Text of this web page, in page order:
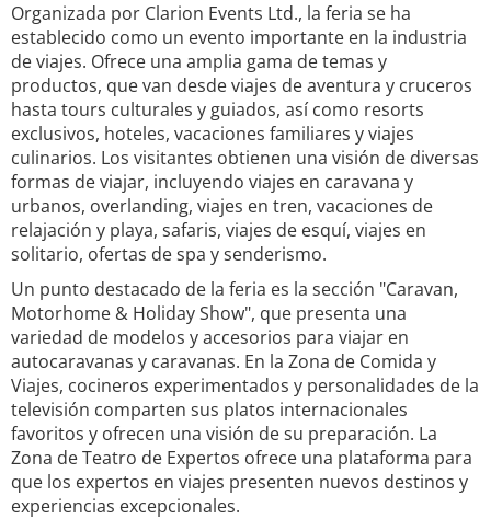
Organizada por Clarion Events Ltd., la feria se ha
establecido como un evento importante en la industria
de viajes. Ofrece una amplia gama de temas y
productos, que van desde viajes de aventura y cruceros
hasta tours culturales y guiados, así como resorts
exclusivos, hoteles, vacaciones familiares y viajes
culinarios. Los visitantes obtienen una visión de diversas
formas de viajar, incluyendo viajes en caravana y
urbanos, overlanding, viajes en tren, vacaciones de
relajación y playa, safaris, viajes de esquí, viajes en
solitario, ofertas de spa y senderismo.
Un punto destacado de la feria es la sección "Caravan,
Motorhome & Holiday Show", que presenta una
variedad de modelos y accesorios para viajar en
autocaravanas y caravanas. En la Zona de Comida y
Viajes, cocineros experimentados y personalidades de la
televisión comparten sus platos internacionales
favoritos y ofrecen una visión de su preparación. La
Zona de Teatro de Expertos ofrece una plataforma para
que los expertos en viajes presenten nuevos destinos y
experiencias excepcionales.